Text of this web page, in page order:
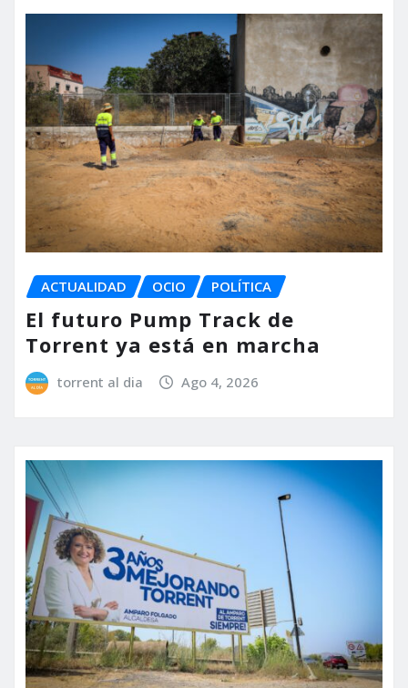
ACTUALIDAD OCIO POLÍTICA
El futuro Pump Track de
Torrent ya está en marcha
torrent al dia Ago 4, 2026